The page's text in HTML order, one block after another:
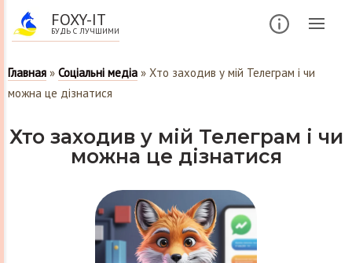
FOXY-IT
БУДЬ С ЛУЧШИМИ
Главная » Соціальні медіа » Хто заходив у мій Телеграм і чи
можна це дізнатися
Хто заходив у мій Телеграм і чи
можна це дізнатися